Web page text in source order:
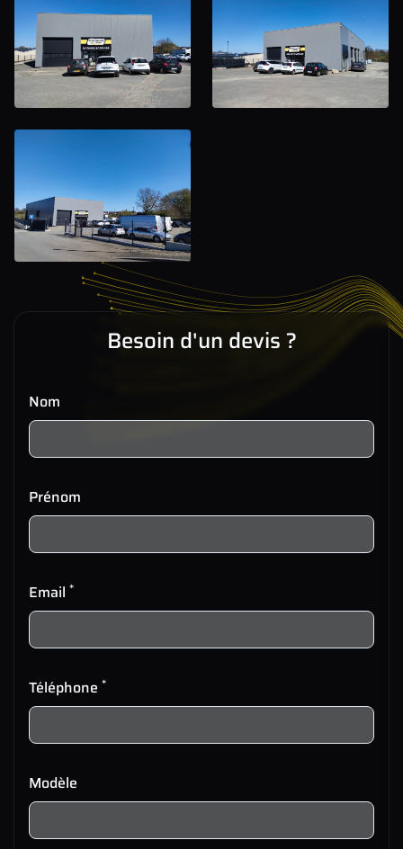
Besoin d'un devis ?
Nom
Prénom
Email *
Téléphone *
Modèle